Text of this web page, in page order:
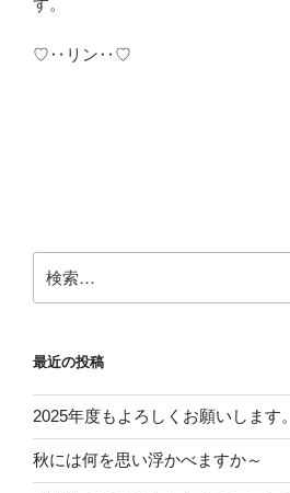
♡‥リン‥♡
索:
最近の投稿
2025年度もよろしくお願いします。
秋には何を思い浮かべますか～